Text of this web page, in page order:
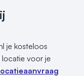
je kosteloos
voor je